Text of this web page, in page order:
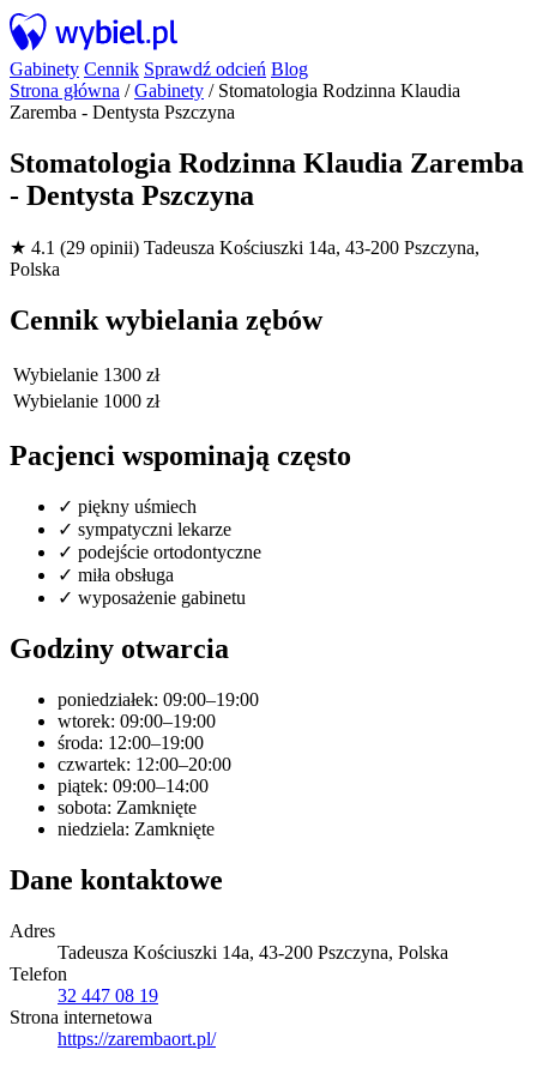
Gabinety Cennik Sprawdź odcień Blog
Strona główna /Gabinety / Stomatologia Rodzinna Klaudia
Zaremba - Dentysta Pszczyna
Stomatologia Rodzinna Klaudia Zaremba
- Dentysta Pszczyna
★ 4.1 (29 opinii) Tadeusza Kościuszki 14a, 43-200 Pszczyna,
Polska
Cennik wybielania zębów
Wybielanie 1300 zł
Wybielanie 1000 zł
Pacjenci wspominają często
✓ piękny uśmiech
✓ sympatyczni lekarze
✓ podejście ortodontyczne
✓ miła obsługa
✓ wyposażenie gabinetu
Godziny otwarcia
poniedziałek: 09:00–19:00
wtorek: 09:00–19:00
środa: 12:00–19:00
czwartek: 12:00–20:00
piątek: 09:00–14:00
sobota: Zamknięte
niedziela: Zamknięte
Dane kontaktowe
Adres
Tadeusza Kościuszki 14a, 43-200 Pszczyna, Polska
Telefon
32 447 08 19
Strona internetowa
https://zarembaort.pl/